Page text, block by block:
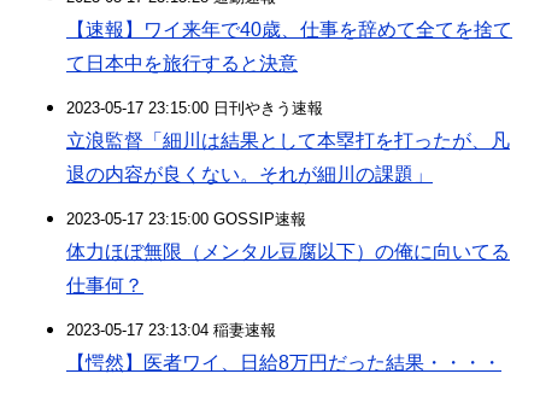
【速報】ワイ来年で40歳、仕事を辞めて全てを捨て
て日本中を旅行すると決意
2023-05-17 23:15:00 日刊やきう速報
立浪監督「細川は結果として本塁打を打ったが、凡
退の内容が良くない。それが細川の課題」
2023-05-17 23:15:00 GOSSIP速報
体力ほぼ無限（メンタル豆腐以下）の俺に向いてる
仕事何？
2023-05-17 23:13:04 稲妻速報
【愕然】医者ワイ、日給8万円だった結果・・・・